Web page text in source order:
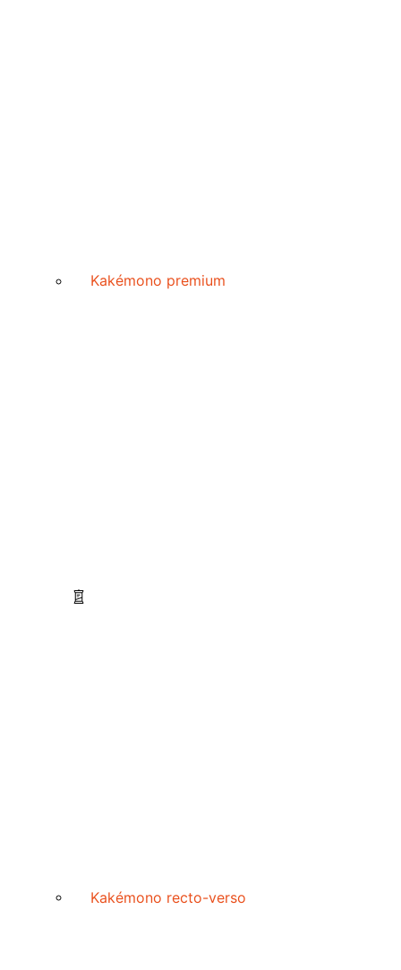
Kakémono premium
Kakémono recto-verso